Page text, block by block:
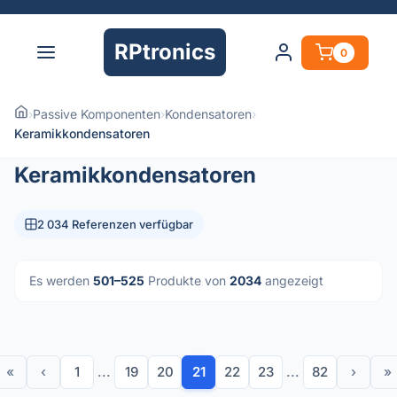
RPtronics 0
›Passive Komponenten›Kondensatoren›
Keramikkondensatoren
Keramikkondensatoren
2 034 Referenzen verfügbar
Es werden 501–525 Produkte von 2034 angezeigt
« ‹ 1 ... 19 20 21 22 23 ... 82 › »